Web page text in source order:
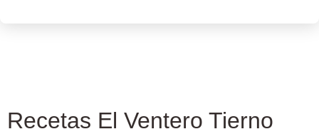
Recetas El Ventero Tierno